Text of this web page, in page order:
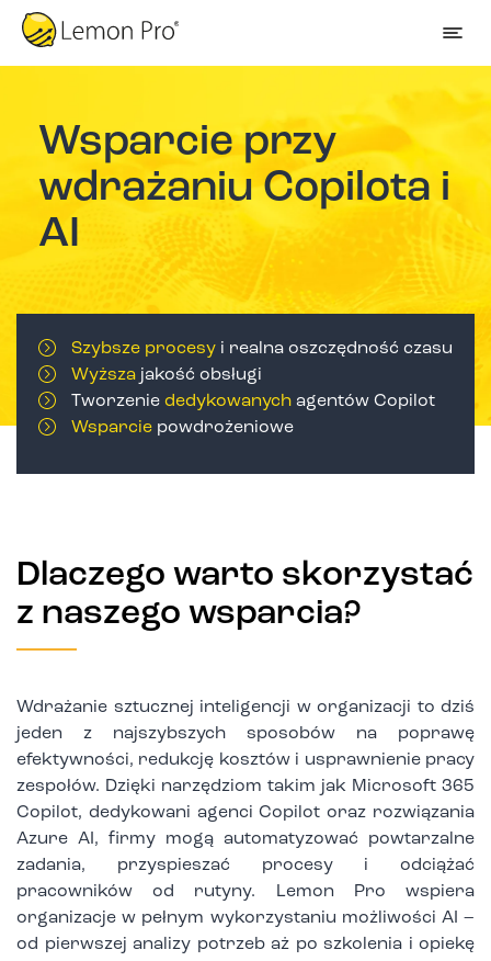
Wsparcie przy
wdrażaniu Copilota i
AI
Szybsze procesy i realna oszczędność czasu
Wyższa jakość obsługi
Tworzenie dedykowanych agentów Copilot
Wsparcie powdrożeniowe
Dlaczego warto skorzystać
z naszego wsparcia?
Wdrażanie sztucznej inteligencji w organizacji to dziś
jeden z najszybszych sposobów na poprawę
efektywności, redukcję kosztów i usprawnienie pracy
zespołów. Dzięki narzędziom takim jak Microsoft 365
Copilot, dedykowani agenci Copilot oraz rozwiązania
Azure AI, firmy mogą automatyzować powtarzalne
zadania, przyspieszać procesy i odciążać
pracowników od rutyny. Lemon Pro wspiera
organizacje w pełnym wykorzystaniu możliwości AI –
od pierwszej analizy potrzeb aż po szkolenia i opiekę